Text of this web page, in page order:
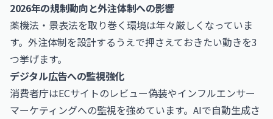
2026年の規制動向と外注体制への影響
薬機法・景表法を取り巻く環境は年々厳しくなっていま
す。外注体制を設計するうえで押さえておきたい動きを3
つ挙げます。
デジタル広告への監視強化
消費者庁はECサイトのレビュー偽装やインフルエンサー
マーケティングへの監視を強めています。AIで自動生成さ